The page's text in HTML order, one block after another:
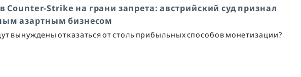
Strike на грани запрета: австрийский суд признал
азартным бизнесом
вынуждены отказаться от столь прибыльных способов монетизации?